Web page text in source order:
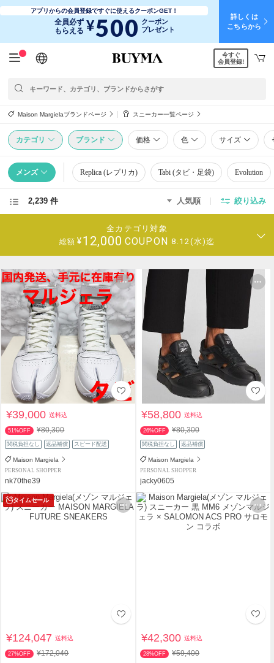
アプリからの会員登録ですぐに使えるクーポンGET！
全員必ず
もらえる ¥500 クーポン
プレゼント
詳しくは
こちらから
日本語
English
简体中文
繁體中文
今すぐ
会員登録!
Maison Margielaブランドページ スニーカー一覧ページ
カテゴリ ブランド 価格 色 サイズ
メンズ Replica (レプリカ) Tabi (タビ・足袋) Evolution
2,239 件 人気順 絞り込み
全カテゴリ対象
総額 ¥12,000 COUPON 8.12(水)迄
¥39,000送料込
51%OFF ¥80,300
関税負担なし 返品補償 スピード配送
Maison Margiela
PERSONAL SHOPPER
nk70the39
¥58,800送料込
26%OFF ¥80,300
関税負担なし 返品補償
Maison Margiela
PERSONAL SHOPPER
jacky0605
タイムセール
¥124,047送料込
27%OFF ¥172,040
¥42,300送料込
28%OFF ¥59,400